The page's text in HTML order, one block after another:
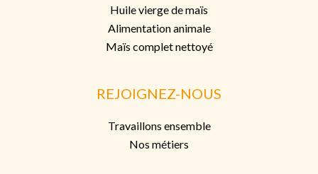
Huile vierge de maïs
Alimentation animale
Maïs complet nettoyé
REJOIGNEZ-NOUS
Travaillons ensemble
Nos métiers